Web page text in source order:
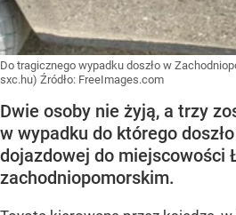
Do tragicznego wypadku doszło w
sxc.hu) Źródło: FreeImages.com
Dwie osoby nie żyją, a trzy
w wypadku do którego
dojazdowej do miejscowości
zachodniopomorskim.